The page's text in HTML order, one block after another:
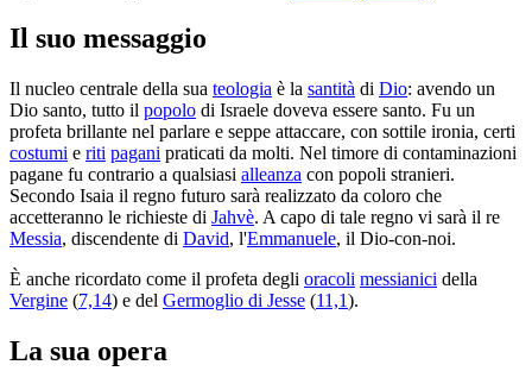
Il suo messaggio
Il nucleo centrale della sua teologia è la santità di Dio: avendo un
Dio santo, tutto il popolo di Israele doveva essere santo. Fu un
profeta brillante nel parlare e seppe attaccare, con sottile ironia, certi
costumi e riti pagani praticati da molti. Nel timore di contaminazioni
pagane fu contrario a qualsiasi alleanza con popoli stranieri.
Secondo Isaia il regno futuro sarà realizzato da coloro che
accetteranno le richieste di Jahvè. A capo di tale regno vi sarà il re
Messia, discendente di David, l'Emmanuele, il Dio-con-noi.
È anche ricordato come il profeta degli oracoli messianici della
Vergine (7,14) e del Germoglio di Jesse (11,1).
La sua opera